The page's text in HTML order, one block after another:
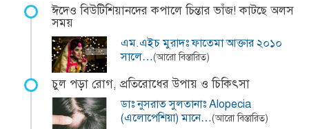
ঈদেও বিউটিশিয়ানদের কপালে চিন্তার ভাঁজ! কাটছে অলস
সময়
এম.এইচ মুরাদঃ ফাতেমা আক্তার ২০১০
সালে…(আরো বিস্তারিত)
চুল পড়া রোগ, প্রতিরোধের উপায় ও চিকিৎসা
ডাঃ নুসরাত সুলতানাঃ Alopecia
(এলোপেশিয়া) মানে…(আরো বিস্তারিত)